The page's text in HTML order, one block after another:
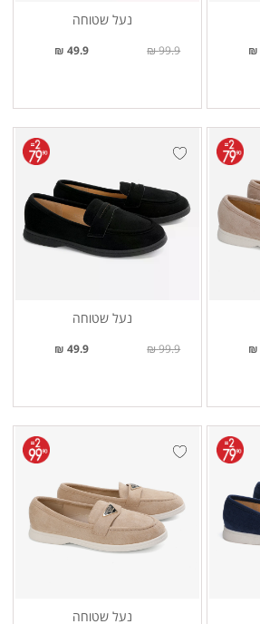
נעל שטוחה
49.9 ₪ 99.9 ₪
נעל שטוחה
49.9 ₪ 99.9 ₪
נעל שטוחה